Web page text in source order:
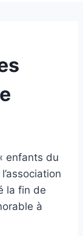
enfants du
la fin de
à